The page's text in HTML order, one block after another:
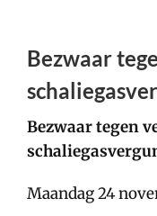
Bezwaar
Bezwaar tegen
Maandag 24